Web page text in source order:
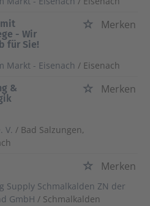
- Wir
für Sie!
Merken
Markt - Eisenach / Eisenach
&
Merken
V. / Bad Salzungen,
Merken
Supply Schmalkalden ZN der
GmbH / Schmalkalden